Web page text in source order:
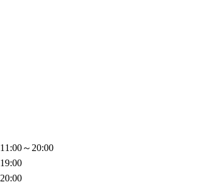
11:00～20:00
19:00
20:00